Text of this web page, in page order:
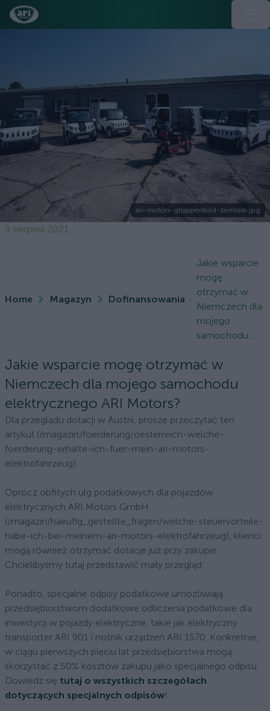
ari-motors-gruppenbild-zentrale.jpg
9 sierpnia 2021
Home Magazyn Dofinansowania
Jakie wsparcie
mogę
otrzymać w
Niemczech dla
mojego
samochodu...
Jakie wsparcie mogę otrzymać w
Niemczech dla mojego samochodu
elektrycznego ARI Motors?
Dla przeglądu dotacji w Austrii, proszę przeczytać ten
artykuł (/magazin/foerderung/oesterreich-welche-
foerderung-erhalte-ich-fuer-mein-ari-motors-
elektrofahrzeug).
Oprócz obfitych ulg podatkowych dla pojazdów
elektrycznych ARI Motors GmbH
(/magazin/haeufig_gestellte_fragen/welche-steuervorteile-
habe-ich-bei-meinem-ari-motors-elektrofahrzeug), klienci
mogą również otrzymać dotacje już przy zakupie.
Chcielibyśmy tutaj przedstawić mały przegląd:
Ponadto, specjalne odpisy podatkowe umożliwiają
przedsiębiorstwom dodatkowe odliczenia podatkowe dla
inwestycji w pojazdy elektryczne, takie jak elektryczny
transporter ARI 901 i nośnik urządzeń ARI 1570. Konkretnie,
w ciągu pierwszych pięciu lat przedsiębiorstwa mogą
skorzystać z 50% kosztów zakupu jako specjalnego odpisu.
Dowiedz się tutaj o wszystkich szczegółach
dotyczących specjalnych odpisów!